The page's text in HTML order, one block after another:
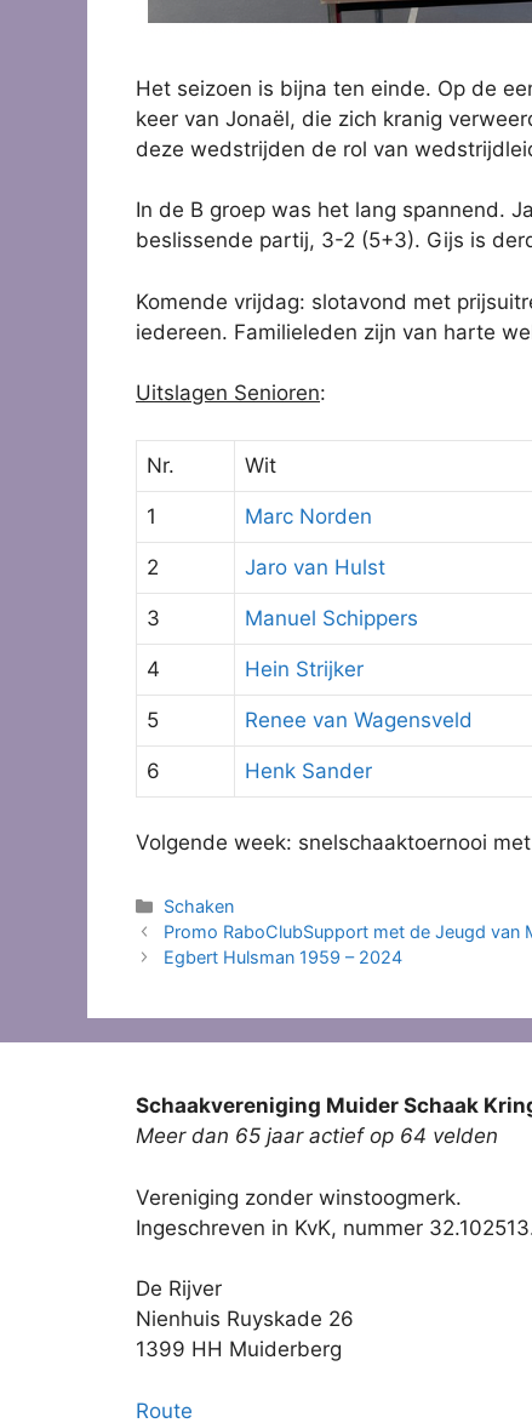
Het seizoen is bijna ten einde. Op de
keer van Jonaël, die zich kranig
deze wedstrijden de rol van
In de B groep was het lang spannend.
beslissende partij, 3-2 (5+3). Gijs is
Komende vrijdag: slotavond met
iedereen. Familieleden zijn van harte
Uitslagen Senioren:
Nr. Wit
1 Marc Norden
2 Jaro van Hulst
3 Manuel Schippers
4 Hein Strijker
5 Renee van Wagensveld
6 Henk Sander
Volgende week: snelschaaktoernooi
Categorieën
Schaken
Promo RaboClubSupport met de Jeugd van
Egbert Hulsman 1959 – 2024
Schaakvereniging Muider Schaak
Meer dan 65 jaar actief op 64 velden
Vereniging zonder winstoogmerk.
Ingeschreven in KvK, nummer
De Rijver
Nienhuis Ruyskade 26
1399 HH Muiderberg
Route